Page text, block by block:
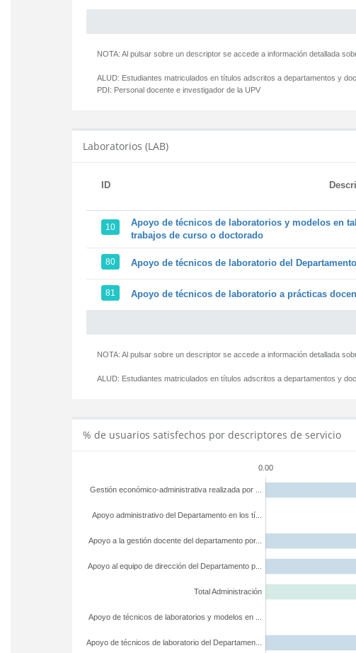
NOTA: Al pulsar sobre un descriptor se accede a información detallada
ALUD: Estudiantes matriculados en títulos adscritos a departamentos y
PDI: Personal docente e investigador de la UPV
Laboratorios (LAB)
ID
10
Apoyo de técnicos de laboratorios y modelos en
trabajos de curso o doctorado
80 Apoyo de técnicos de laboratorio del
81 Apoyo de técnicos de laboratorio a prácticas
NOTA: Al pulsar sobre un descriptor se accede a información detallada
ALUD: Estudiantes matriculados en títulos adscritos a departamentos y
% de usuarios satisfechos por descriptores de servicio
0.00
Apoyo de técnicos de laboratorio del Departamen...
Apoyo de técnicos de laboratorios y modelos en ...
Total Administración
Apoyo al equipo de dirección del Departamento p...
Apoyo a la gestión docente del departamento por...
Apoyo administrativo del Departamento en los tí...
Gestión económico-administrativa realizada por ...